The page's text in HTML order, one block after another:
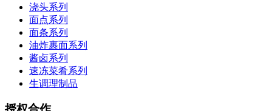
浇头系列
面点系列
面条系列
油炸裹面系列
酱卤系列
速冻菜肴系列
生调理制品